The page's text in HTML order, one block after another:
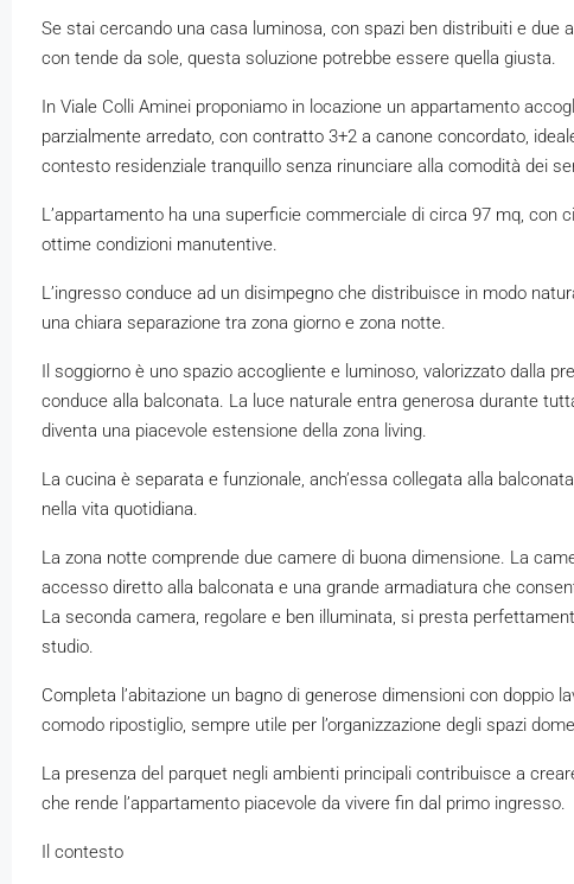
Se stai cercando una casa luminosa, con spazi ben distribuiti e due
con tende da sole, questa soluzione potrebbe essere quella giusta.
In Viale Colli Aminei proponiamo in locazione un appartamento
parzialmente arredato, con contratto 3+2 a canone concordato,
contesto residenziale tranquillo senza rinunciare alla comodità dei
L’appartamento ha una superficie commerciale di circa 97 mq, con
ottime condizioni manutentive.
L’ingresso conduce ad un disimpegno che distribuisce in modo
una chiara separazione tra zona giorno e zona notte.
Il soggiorno è uno spazio accogliente e luminoso, valorizzato dalla
conduce alla balconata. La luce naturale entra generosa durante
diventa una piacevole estensione della zona living.
La cucina è separata e funzionale, anch’essa collegata alla
nella vita quotidiana.
La zona notte comprende due camere di buona dimensione. La
accesso diretto alla balconata e una grande armadiatura che
La seconda camera, regolare e ben illuminata, si presta
studio.
Completa l’abitazione un bagno di generose dimensioni con doppio
comodo ripostiglio, sempre utile per l’organizzazione degli spazi
La presenza del parquet negli ambienti principali contribuisce a
che rende l’appartamento piacevole da vivere fin dal primo ingresso.
Il contesto